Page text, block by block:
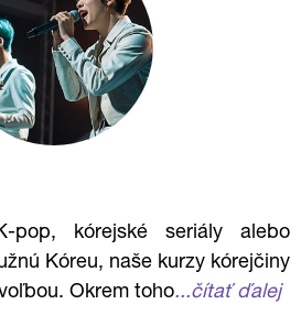
pop, kórejské seriály alebo
Kóreu, naše kurzy kórejčiny
Okrem toho...čítať ďalej